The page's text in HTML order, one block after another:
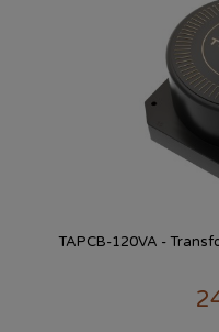
TAPCB-120VA -